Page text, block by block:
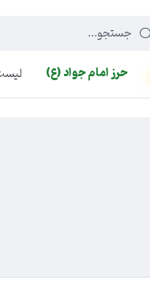
حرز امام جواد (ع)